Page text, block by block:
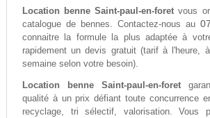
Location benne Saint-paul-en-foret vous
catalogue de bennes. Contactez-nous au
connaitre la formule la plus adaptée à
rapidement un devis gratuit (tarif à l'heure,
semaine selon votre besoin).
Location benne Saint-paul-en-foret
qualité à un prix défiant toute concurrence
recyclage, tri sélectif, valorisation. Vous